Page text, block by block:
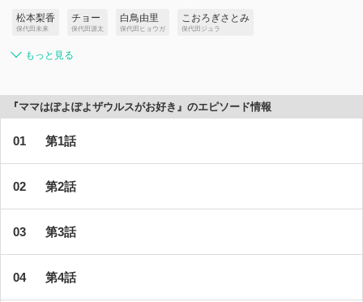
松本梨香
保代田未来
チョー
保代田源太
白鳥由里
保代田ヒョウガ
こおろぎさとみ
保代田ジュラ
もっと見る
『ママはぽよぽよザウルスがお好き』のエピソード情報
第1話
第2話
第3話
第4話